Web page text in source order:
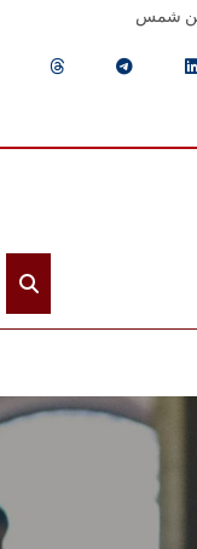
شمس
الرئيسيـة